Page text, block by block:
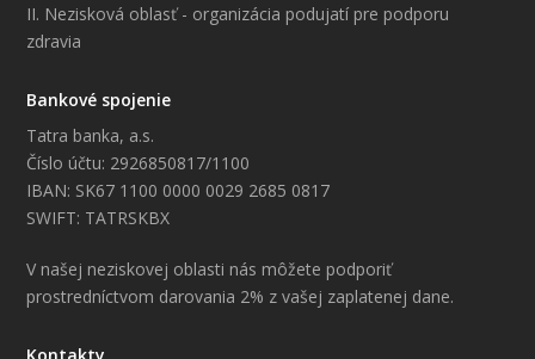
II. Nezisková oblasť - organizácia podujatí pre podporu
zdravia
Bankové spojenie
Tatra banka, a.s.
Číslo účtu: 2926850817/1100
IBAN: SK67 1100 0000 0029 2685 0817
SWIFT: TATRSKBX
V našej neziskovej oblasti nás môžete podporiť
prostredníctvom darovania 2% z vašej zaplatenej dane.